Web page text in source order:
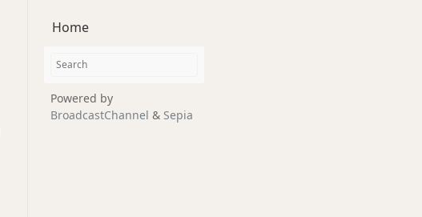
Home
Powered by
BroadcastChannel & Sepia